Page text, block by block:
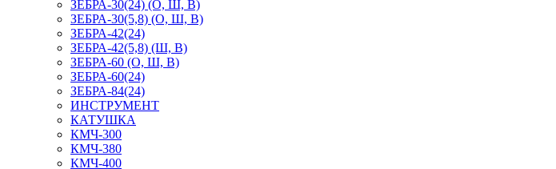
ЗЕБРА-30(24) (О, Ш, В)
ЗЕБРА-30(5,8) (О, Ш, В)
ЗЕБРА-42(24)
ЗЕБРА-42(5,8) (Ш, В)
ЗЕБРА-60 (О, Ш, В)
ЗЕБРА-60(24)
ЗЕБРА-84(24)
ИНСТРУМЕНТ
КАТУШКА
КМЧ-300
КМЧ-380
КМЧ-400